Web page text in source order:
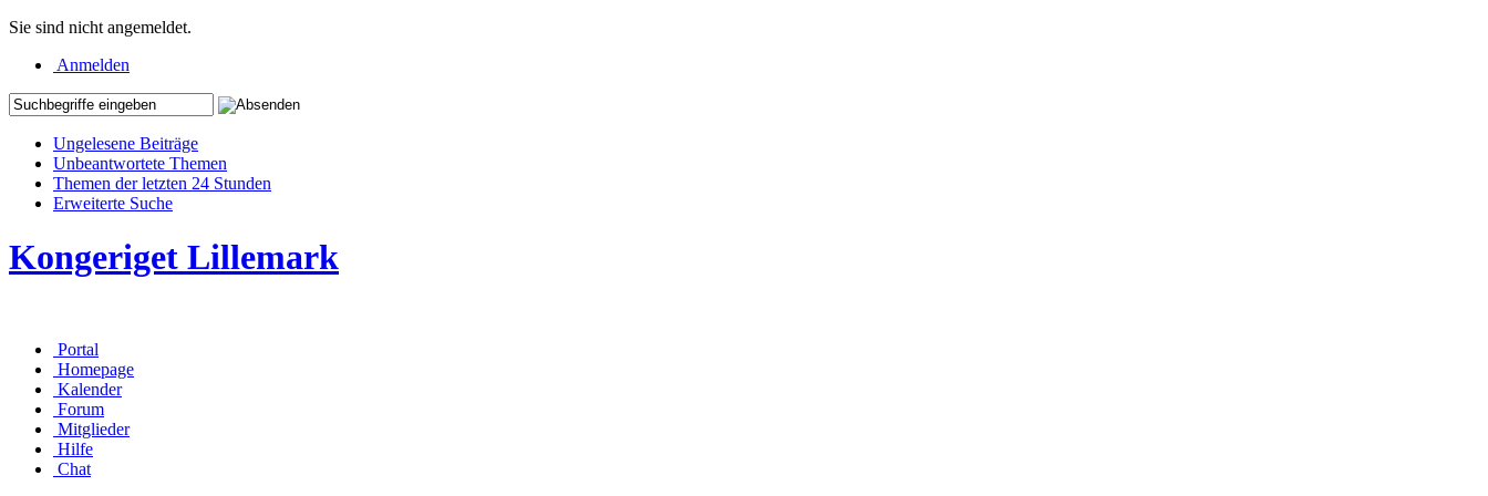
Sie sind nicht angemeldet.
Anmelden
Ungelesene Beiträge
Unbeantwortete Themen
Themen der letzten 24 Stunden
Erweiterte Suche
Kongeriget Lillemark
Portal
Homepage
Kalender
Forum
Mitglieder
Hilfe
Chat